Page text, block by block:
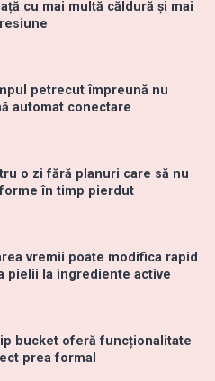
cu mai multă căldură și mai
petrecut împreună nu
automat conectare
o zi fără planuri care să nu
în timp pierdut
vremii poate modifica rapid
pielii la ingrediente active
bucket oferă funcționalitate
prea formal